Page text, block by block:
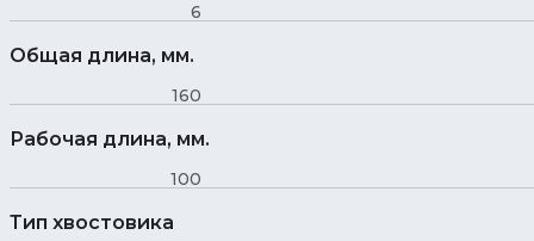
6
Общая длина, мм.
160
Рабочая длина, мм.
100
Тип хвостовика